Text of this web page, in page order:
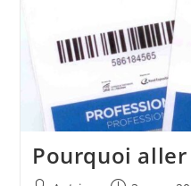
Pourquoi aller